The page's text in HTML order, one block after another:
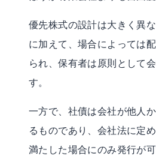
優先株式の設計は大きく異
に加えて、場合によっては
られ、保有者は原則として
す。
一方で、社債は会社が他人
るものであり、会社法に定
満たした場合にのみ発行が